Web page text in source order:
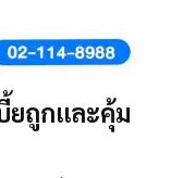
ยถูกและคุ้ม